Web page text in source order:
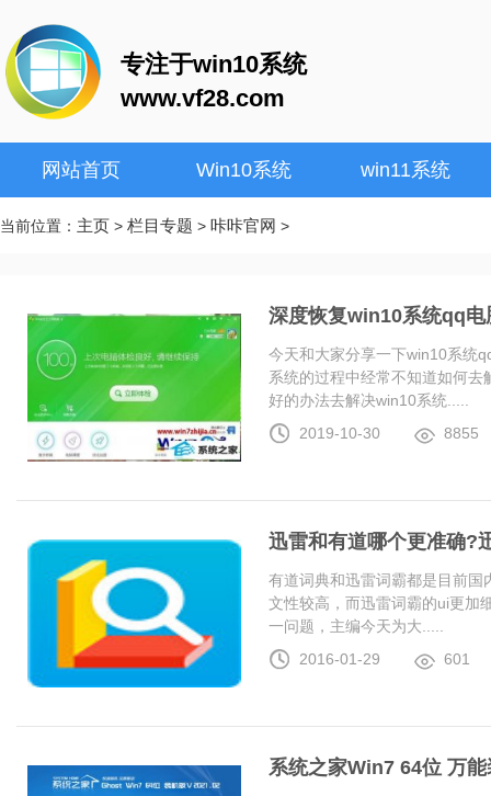
专注于win10系统
www.vf28.com
网站首页 Win10系统 win11系统
当前位置： 主页 > 栏目专题 > 咔咔官网 >
深度恢复win10系统qq
今天和大家分享一下win10系统
系统的过程中经常不知道如何
好的办法去解决win10系统.....
2019-10-30
8855
迅雷和有道哪个更准确?
有道词典和迅雷词霸都是目前
文性较高，而迅雷词霸的ui更加
一问题，主编今天为大.....
2016-01-29
601
系统之家Win7 64位 万